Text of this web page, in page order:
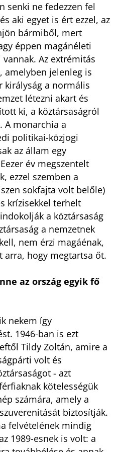
senki ne fedezzen fel
aki egyet is ért ezzel, az
bármiből, mert
éppen magánéleti
Az extrémitás
amelyben jelenleg is
királyság a normális
létezni akart és
ki, a köztársaságról
A monarchia a
politikai-közjogi
az állam egy
év megszentelt
ezzel szemben a
sokfajta volt belőle)
krízisekkel terhelt
a köztársaság
a nemzetnek
nem érzi magáénak,
arra, hogy megtartsa őt.
az ország egyik fő
nekem így
1946-ban is ezt
Tildy Zoltán, amire a
volt és
- azt
kötelességük
számára, amely a
biztosítják.
felvételének mindig
1989-esnek is volt: a